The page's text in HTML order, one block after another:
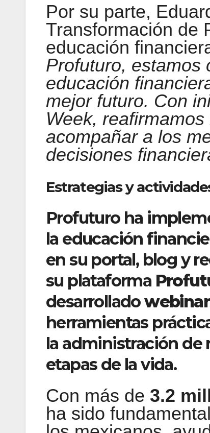
Por su parte,
Transformación de
educación
Profuturo, estamos
educación
mejor futuro. Con
Week,
acompañar a los
decisiones
Estrategias y
Profuturo ha
la educación
en su portal, blog y
su plataforma
desarrollado
herramientas
la administración de
etapas de la vida.
Con más de 3.2
ha sido